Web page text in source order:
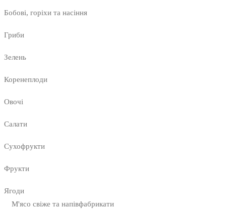
Бобові, горіхи та насіння
Гриби
Зелень
Коренеплоди
Овочі
Салати
Сухофрукти
Фрукти
Ягоди
М'ясо свіже та напівфабрикати